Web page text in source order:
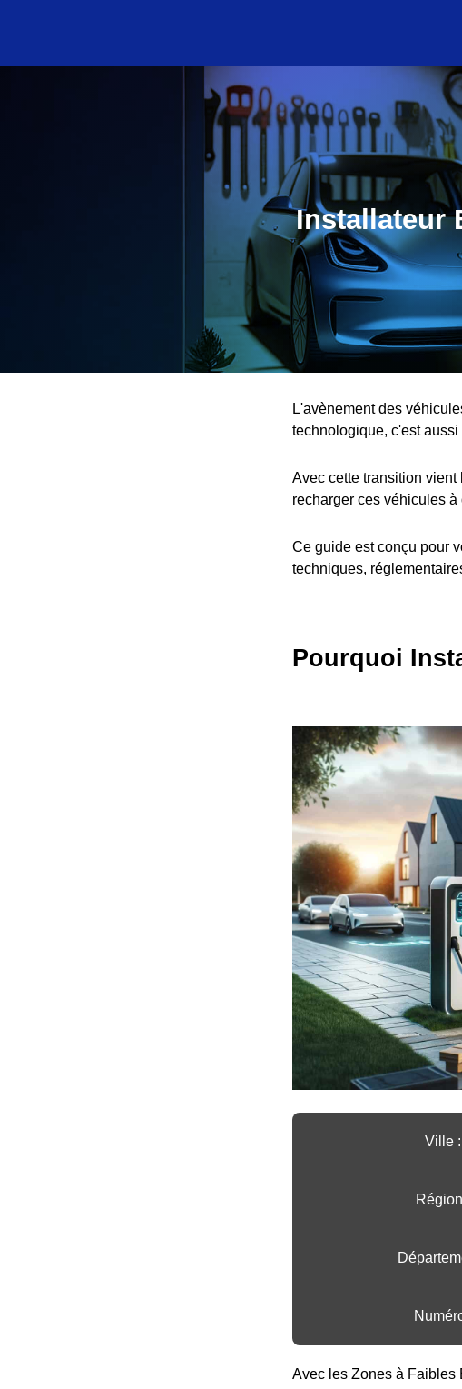
Installateur
L'avènement des
technologique, c'est
Avec cette transition
recharger ces véhicules à
Ce guide est conçu pour
techniques,
Pourquoi
Ville :️
Avec les Zones à Faibles